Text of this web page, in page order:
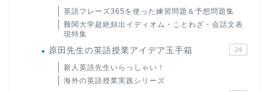
英語フレーズ365を使った練習問題＆予想問題集
難関大学超絶頻出イディオム・ことわざ・会話文表
現特集
原田先生の英語授業アイデア玉手箱 24
新人英語先生いらっしゃい！
海外の英語授業実践シリーズ